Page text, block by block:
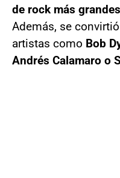
de rock más grandes
Además, se
artistas como Bob
Andrés Calamaro o